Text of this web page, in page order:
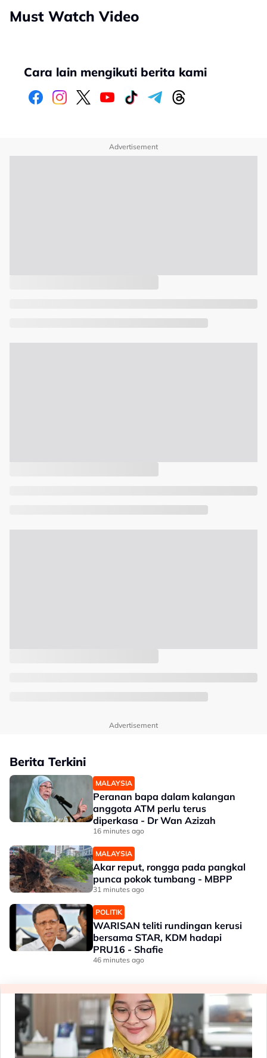
Must Watch Video
Cara lain mengikuti berita kami
Advertisement
Advertisement
Berita Terkini
MALAYSIA
Peranan bapa dalam kalangan
anggota ATM perlu terus
diperkasa - Dr Wan Azizah
16 minutes ago
MALAYSIA
Akar reput, rongga pada pangkal
punca pokok tumbang - MBPP
31 minutes ago
POLITIK
WARISAN teliti rundingan kerusi
bersama STAR, KDM hadapi
PRU16 - Shafie
46 minutes ago